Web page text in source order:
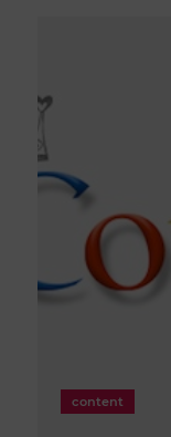
content